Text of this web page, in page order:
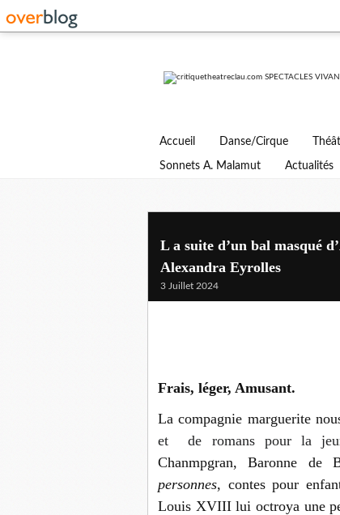
Accueil Danse/Cirque
Sonnets A. Malamut Actualités
L a suite d’un bal masqué
Alexandra Eyrolles
3 Juillet 2024
Frais, léger, Amusant.
La compagnie marguerite
et de romans pour la
Chanmpgran, Baronne de
personnes, contes pour
Louis XVIII lui octroya une